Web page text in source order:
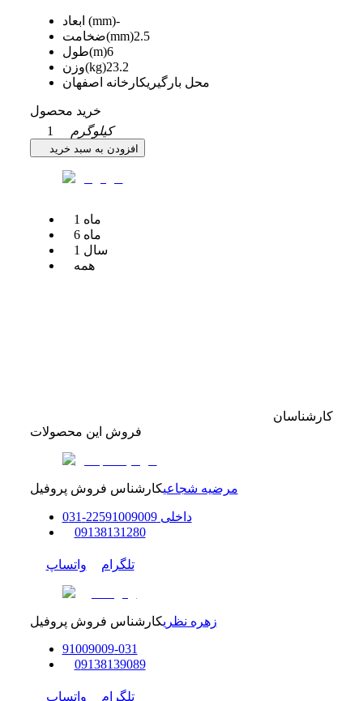
ابعاد (mm)-
ضخامت(mm)2.5
طول(m)6
وزن(kg)23.2
محل بارگیریکارخانه اصفهان
خرید محصول
1
کیلوگرم
افزودن به سبد خرید
1 ماه
6 ماه
1 سال
همه
کارشناسان
فروش این محصولات
مرضیه شجاعیکارشناس فروش پروفیل
داخلی 22591009009
-
031
09138131280
تلگرام واتساپ
زهره نظریکارشناس فروش پروفیل
91009009-031
09138139089
تلگرام واتساپ